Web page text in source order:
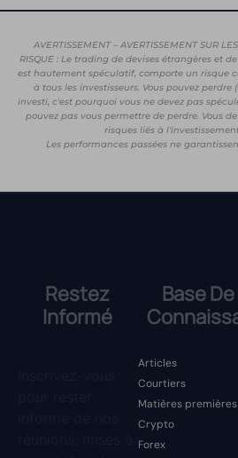
AVERTISSEMENT – AVERTISSEMENT SUR
RISQUE : Le trading de devises étrangères et
est hautement spéculatif, comporte un risque
à tous les investisseurs. Vous pouvez
investi, c'est pourquoi vous ne devez pas
pouvez pas vous permettre de perdre. Vous
risques liés à
Les performances passées ne
Restez
Informé
Base De
Articles
Courtiers
Matières premières
Crypto
Forex